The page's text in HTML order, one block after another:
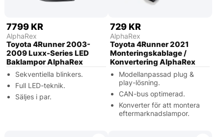
7799 KR
AlphaRex
Toyota 4Runner 2003-
2009 Luxx-Series LED
Baklampor AlphaRex
Sekventiella blinkers.
Full LED-teknik.
Säljes i par.
729 KR
AlphaRex
Toyota 4Runner 2021
Monteringskablage /
Konvertering AlphaRex
Modellanpassad plug &
play-lösning.
CAN-bus optimerad.
Konverter för att montera
eftermarknadslampor.